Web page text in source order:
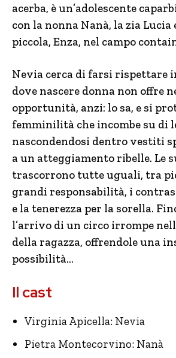
acerba, è un’adolescente
con la nonna Nanà, la zia Lucia
piccola, Enza, nel campo
Nevia cerca di farsi rispettare
dove nascere donna non offre
opportunità, anzi: lo sa, e si
femminilità che incombe su di
nascondendosi dentro vestiti
a un atteggiamento ribelle. Le
trascorrono tutte uguali, tra
grandi responsabilità, i
e la tenerezza per la sorella.
l’arrivo di un circo irrompe
della ragazza, offrendole una
possibilità…
Il cast
Virginia Apicella: Nevia
Pietra Montecorvino: Nanà